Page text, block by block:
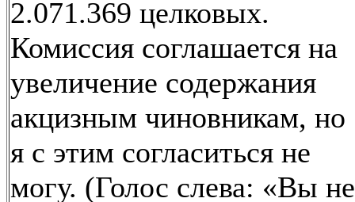
2.071.369 целковых.
Комиссия соглашается на
увеличение содержания
акцизным чиновникам, но
я с этим согласиться не
могу. (Голос слева: «Вы не